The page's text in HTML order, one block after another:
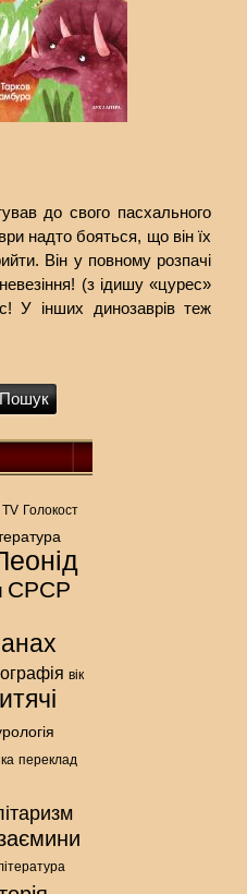
до свого пасхального
надто бояться, що він їх
Він у повному розпачі
(з ідишу «цурес»
У інших динозаврів теж
TV Голокост
СРСР
вік
переклад